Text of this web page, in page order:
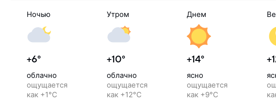
Ночью
+6°
облачно
ощущается
как +1°C
Утром
+10°
облачно
ощущается
как +12°C
Днем
+14°
ясно
ощущается
как +9°C